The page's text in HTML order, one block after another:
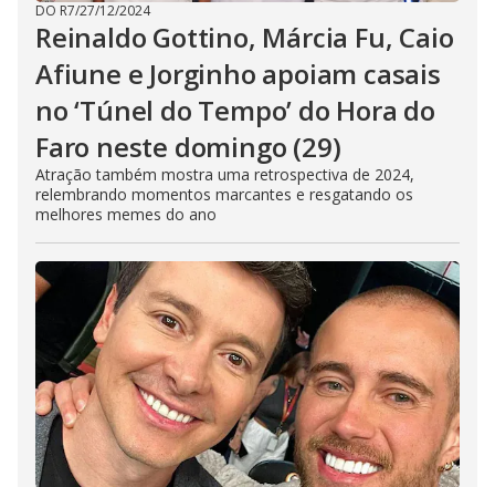
DO R7/27/12/2024
Reinaldo Gottino, Márcia Fu, Caio
Afiune e Jorginho apoiam casais
no ‘Túnel do Tempo’ do Hora do
Faro neste domingo (29)
Atração também mostra uma retrospectiva de 2024,
relembrando momentos marcantes e resgatando os
melhores memes do ano